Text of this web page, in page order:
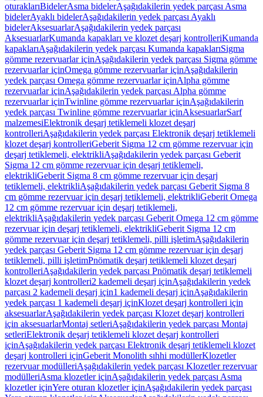
oturaklarıBidelerAsma bidelerAşağıdakilerin yedek parçası Asma
bidelerAyaklı bidelerAşağıdakilerin yedek parçası Ayaklı
bidelerAksesuarlarAşağıdakilerin yedek parçası
AksesuarlarKumanda kapakları ve klozet deşarj kontrolleriKumanda
kapaklarıAşağıdakilerin yedek parçası Kumanda kapaklarıSigma
gömme rezervuarlar içinAşağıdakilerin yedek parçası Sigma gömme
rezervuarlar içinOmega gömme rezervuarlar içinAşağıdakilerin
yedek parçası Omega gömme rezervuarlar içinAlpha gömme
rezervuarlar içinAşağıdakilerin yedek parçası Alpha gömme
rezervuarlar içinTwinline gömme rezervuarlar içinAşağıdakilerin
yedek parçası Twinline gömme rezervuarlar içinAksesuarlarSarf
malzemesiElektronik deşarj tetiklemeli klozet deşarj
kontrolleriAşağıdakilerin yedek parçası Elektronik deşarj tetiklemeli
klozet deşarj kontrolleriGeberit Sigma 12 cm gömme rezervuar için
deşarj tetiklemeli, elektrikliAşağıdakilerin yedek parçası Geberit
Sigma 12 cm gömme rezervuar için deşarj tetiklemeli,
elektrikliGeberit Sigma 8 cm gömme rezervuar için deşarj
tetiklemeli, elektrikliAşağıdakilerin yedek parçası Geberit Sigma 8
cm gömme rezervuar için deşarj tetiklemeli, elektrikliGeberit Omega
12 cm gömme rezervuar için deşarj tetiklemeli,
elektrikliAşağıdakilerin yedek parçası Geberit Omega 12 cm gömme
rezervuar için deşarj tetiklemeli, elektrikliGeberit Sigma 12 cm
gömme rezervuar için deşarj tetiklemeli, pilli işletimAşağıdakilerin
yedek parçası Geberit Sigma 12 cm gömme rezervuar için deşarj
tetiklemeli, pilli işletimPnömatik deşarj tetiklemeli klozet deşarj
kontrolleriAşağıdakilerin yedek parçası Pnömatik deşarj tetiklemeli
klozet deşarj kontrolleri2 kademeli deşarj içinAşağıdakilerin yedek
parçası 2 kademeli deşarj için1 kademeli deşarj içinAşağıdakilerin
yedek parçası 1 kademeli deşarj içinKlozet deşarj kontrolleri için
aksesuarlarAşağıdakilerin yedek parçası Klozet deşarj kontrolleri
için aksesuarlarMontaj setleriAşağıdakilerin yedek parçası Montaj
setleriElektronik deşarj tetiklemeli klozet deşarj kontrolleri
içinAşağıdakilerin yedek parçası Elektronik deşarj tetiklemeli klozet
deşarj kontrolleri içinGeberit Monolith sıhhi modüllerKlozetler
rezervuar modülleriAşağıdakilerin yedek parçası Klozetler rezervuar
modülleriAsma klozetler içinAşağıdakilerin yedek parçası Asma
klozetler içinYere oturan klozetler içinAşağıdakilerin yedek parçası